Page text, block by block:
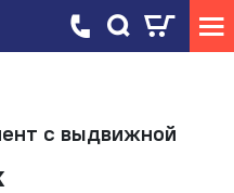
с выдвижной